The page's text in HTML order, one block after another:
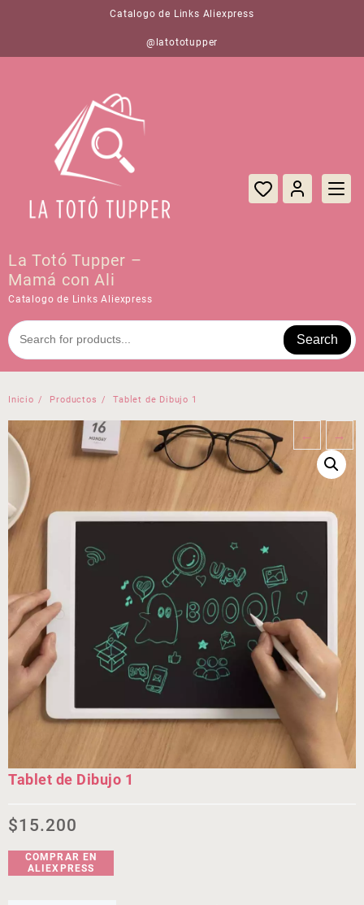
Catalogo de Links Aliexpress
@latototupper
La Totó Tupper –
Mamá con Ali
Catalogo de Links Aliexpress
Search
Inicio Productos Tablet de Dibujo 1
← →
Tablet de Dibujo 1
$15.200
COMPRAR EN
ALIEXPRESS